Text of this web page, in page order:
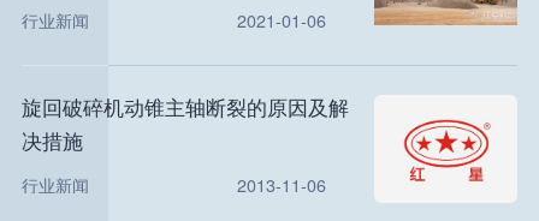
行业新闻 2021-01-06
旋回破碎机动锥主轴断裂的原因及解
决措施
行业新闻 2013-11-06